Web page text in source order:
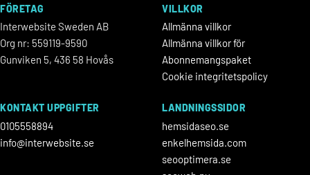
FÖRETAG
Interwebsite Sweden AB
Org nr: 559119-9590
Gunviken 5, 436 58 Hovås
VILLKOR
Allmänna villkor
Allmänna villkor för
Abonnemangspaket
Cookie integritetspolicy
KONTAKT UPPGIFTER
0105558894
info@interwebsite.se
LANDNINGSSIDOR
hemsidaseo.se
enkelhemsida.com
seooptimera.se